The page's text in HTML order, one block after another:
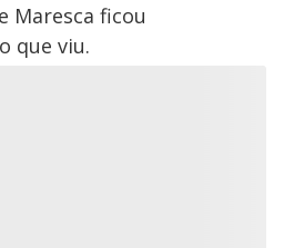
Maresca ficou
que viu.